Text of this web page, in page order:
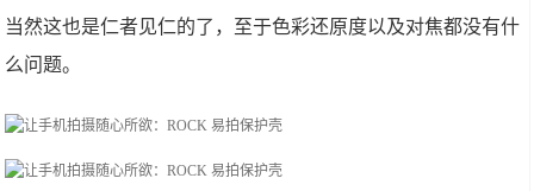
当然这也是仁者见仁的了，至于色彩还原度以及对焦都没有什
么问题。